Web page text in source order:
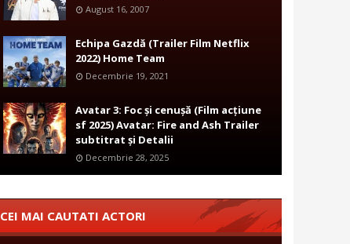
August 16, 2007
Echipa Gazdă (Trailer Film Netflix
2022) Home Team
Decembrie 19, 2021
Avatar 3: Foc și cenușă (Film acțiune
sf 2025) Avatar: Fire and Ash Trailer
subtitrat și Detalii
Decembrie 28, 2025
CEI MAI CAUTATI ACTORI